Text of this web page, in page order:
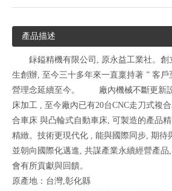
產品描述
銢鎰精機有限公司, 原永益工業社。創
生創辦, 至今三十多年來一直稟持著 ” 客
營理念延續至今。 廠內機械不斷更新
床加工 , 至今廠內已有20台CNC走刀式複
合車床 與凸輪式自動車床, 可製造的產品
精緻。技術更現代化 , 能與國際同步, 期待
並朝向國際化邁進, 共謀產業永續經營產
會有所貢獻與回饋。
原產地：台灣,彰化縣